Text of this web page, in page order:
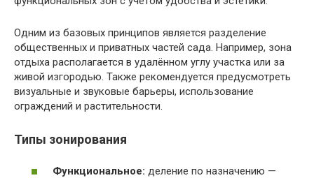
Одним из базовых принципов является разделение
общественных и приватных частей сада. Например, зона
отдыха располагается в удалённом углу участка или за
живой изгородью. Также рекомендуется предусмотреть
визуальные и звуковые барьеры, использование
ограждений и растительности.
Типы зонирования
Функциональное: деление по назначению —